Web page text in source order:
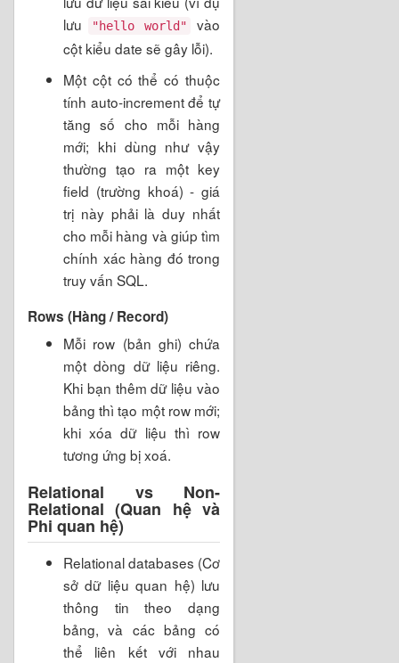
lưu
"hello world"
vào
cột kiểu date sẽ gây lỗi).
Một cột có thể có thuộc
tính auto-increment để tự
tăng số cho mỗi hàng
mới; khi dùng như vậy
thường tạo ra một key
field (trường khoá) - giá
trị này phải là duy nhất
cho mỗi hàng và giúp tìm
chính xác hàng đó trong
truy vấn SQL.
Rows (Hàng / Record)
Mỗi row (bản ghi) chứa
một dòng dữ liệu riêng.
Khi bạn thêm dữ liệu vào
bảng thì tạo một row mới;
khi xóa dữ liệu thì row
tương ứng bị xoá.
Relational vs Non-
Relational (Quan hệ và
Phi quan hệ)
Relational databases (Cơ
sở dữ liệu quan hệ) lưu
thông tin theo dạng
bảng, và các bảng có
thể liên kết với nhau